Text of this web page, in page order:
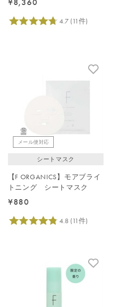
¥8,360
メール便対応
シートマスク
【F ORGANICS】モアブライ
トニング シートマスク
¥880